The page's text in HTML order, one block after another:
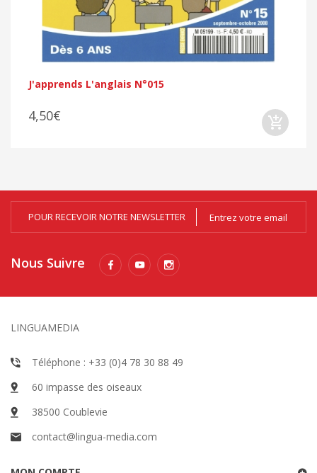
J'apprends L'anglais N°015
4,50€
POUR RECEVOIR NOTRE NEWSLETTER
Nous Suivre
LINGUAMEDIA
Téléphone : +33 (0)4 78 30 88 49
60 impasse des oiseaux
38500 Coublevie
contact@lingua-media.com